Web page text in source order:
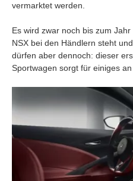
vermarktet werden.
Es wird zwar noch bis zum
NSX bei den Händlern steht
dürfen aber dennoch: dieser
Sportwagen sorgt für einiges an